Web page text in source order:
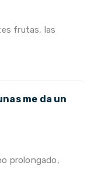
frutas, las
me da un
prolongado,